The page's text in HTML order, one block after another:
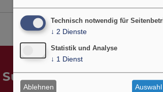
Suchen Sie nach einer
Technisch notwendig für
↓ 2 Dienste
Statistik und Analyse
↓ 1 Dienst
Ablehnen